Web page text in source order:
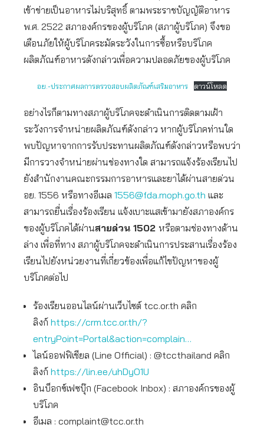
เข้าข่ายเป็นอาหารไม่บริสุทธิ์ ตามพระราชบัญญัติอาหาร
พ.ศ. 2522 สภาองค์กรของผู้บริโภค (สภาผู้บริโภค) จึงขอ
เตือนภัยให้ผู้บริโภคระมัดระวังในการซื้อหรือบริโภค
ผลิตภัณฑ์อาหารดังกล่าวเพื่อความปลอดภัยของผู้บริโภค
อย.-ประกาศผลการตรวจสอบผลิตภัณฑ์เสริมอาหาร ดาวน์โหลด
อย่างไรก็ตามทางสภาผู้บริโภคจะดำเนินการติดตามเฝ้า
ระวังการจำหน่ายผลิตภัณฑ์ดังกล่าว หากผู้บริโภคท่านใด
พบปัญหาจากการรับประทานผลิตภัณฑ์ดังกล่าวหรือพบว่า
มีการวางจำหน่ายผ่านช่องทางใด สามารถแจ้งร้องเรียนไป
ยังสำนักงานคณะกรรมการอาหารและยาได้ผ่านสายด่วน
อย. 1556 หรือทางอีเมล 1556@fda.moph.go.th และ
สามารถยื่นเรื่องร้องเรียน แจ้งเบาะแสเข้ามายังสภาองค์กร
ของผู้บริโภคได้ผ่านสายด่วน 1502 หรือตามช่องทางด้าน
ล่าง เพื่อที่ทาง สภาผู้บริโภคจะดำเนินการประสานเรื่องร้อง
เรียนไปยังหน่วยงานที่เกี่ยวข้องเพื่อแก้ไขปัญหาของผู้
บริโภคต่อไป
ร้องเรียนออนไลน์ผ่านเว็บไซต์ tcc.or.th คลิก
ลิงก์ https://crm.tcc.or.th/?
entryPoint=Portal&action=complain…
ไลน์ออฟฟิเชียล (Line Official) : @tccthailand คลิก
ลิงก์ https://lin.ee/uhDyO1U
อินบ็อกซ์เฟซบุ๊ก (Facebook Inbox) : สภาองค์กรของผู้
บริโภค
อีเมล : complaint@tcc.or.th